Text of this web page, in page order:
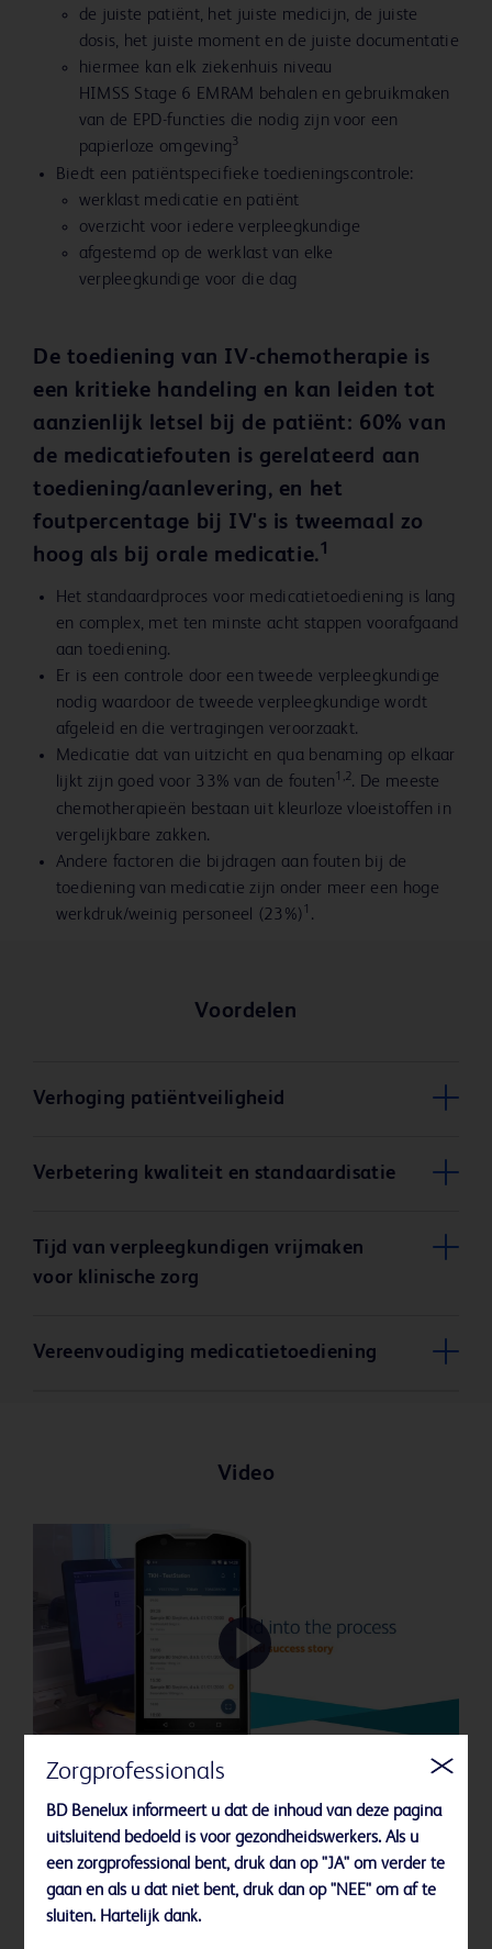
de juiste patiënt, het juiste medicijn, de juiste
dosis, het juiste moment en de juiste documentatie
hiermee kan elk ziekenhuis niveau
HIMSS Stage 6 EMRAM behalen en gebruikmaken
van de EPD-functies die nodig zijn voor een
papierloze omgeving3
Biedt een patiëntspecifieke toedieningscontrole:
werklast medicatie en patiënt
overzicht voor iedere verpleegkundige
afgestemd op de werklast van elke
verpleegkundige voor die dag
De toediening van IV-chemotherapie is
een kritieke handeling en kan leiden tot
aanzienlijk letsel bij de patiënt: 60% van
de medicatiefouten is gerelateerd aan
toediening/aanlevering, en het
foutpercentage bij IV's is tweemaal zo
hoog als bij orale medicatie.1
Het standaardproces voor medicatietoediening is lang
en complex, met ten minste acht stappen voorafgaand
aan toediening.
Er is een controle door een tweede verpleegkundige
nodig waardoor de tweede verpleegkundige wordt
afgeleid en die vertragingen veroorzaakt.
Medicatie dat van uitzicht en qua benaming op elkaar
lijkt zijn goed voor 33% van de fouten1,2. De meeste
chemotherapieën bestaan uit kleurloze vloeistoffen in
vergelijkbare zakken.
Andere factoren die bijdragen aan fouten bij de
toediening van medicatie zijn onder meer een hoge
werkdruk/weinig personeel (23%)1 .
Voordelen
Verhoging patiëntveiligheid
Verbetering kwaliteit en standaardisatie
Tijd van verpleegkundigen vrijmaken
voor klinische zorg
Vereenvoudiging medicatietoediening
Video
Play
Video
Het succesverhaal van BD
Cato™ ReadyMed - centraal
ziekenhuis East Tallinn
Zorgprofessionals
BD Benelux informeert u dat de inhoud van deze pagina
uitsluitend bedoeld is voor gezondheidswerkers. Als u
een zorgprofessional bent, druk dan op "JA" om verder te
gaan en als u dat niet bent, druk dan op "NEE" om af te
sluiten. Hartelijk dank.